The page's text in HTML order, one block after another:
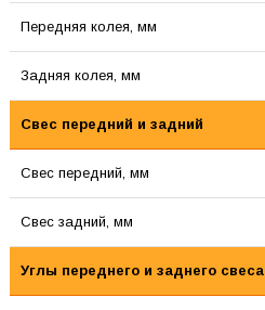
Передняя колея, мм
Задняя колея, мм
Свес передний и задний
Свес передний, мм
Свес задний, мм
Углы переднего и заднего свеса